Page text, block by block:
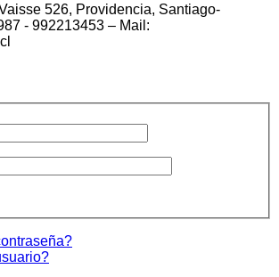
526, Providencia, Santiago-
- 992213453 – Mail: